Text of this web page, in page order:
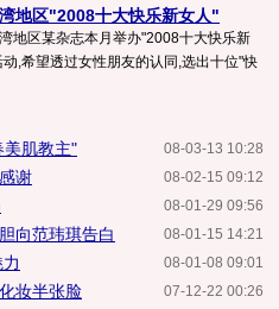
地区"2008十大快乐新女人"
地区某杂志本月举办"2008十大快乐新
,希望透过女性朋友的认同,选出十位"快
08-03-13 10:28
美肌教主"
08-02-15 09:12
谢
08-01-29 09:56
08-01-15 14:21
向范玮琪告白
08-01-08 09:01
07-12-22 00:26
妆半张脸